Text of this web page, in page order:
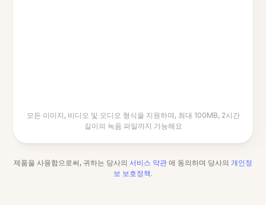
모든 이미지, 비디오 및 오디오 형식을 지원하며, 최대 100MB, 2시간
길이의 녹음 파일까지 가능해요
제품을 사용함으로써, 귀하는 당사의 서비스 약관 에 동의하며 당사의 개인정
보 보호정책.